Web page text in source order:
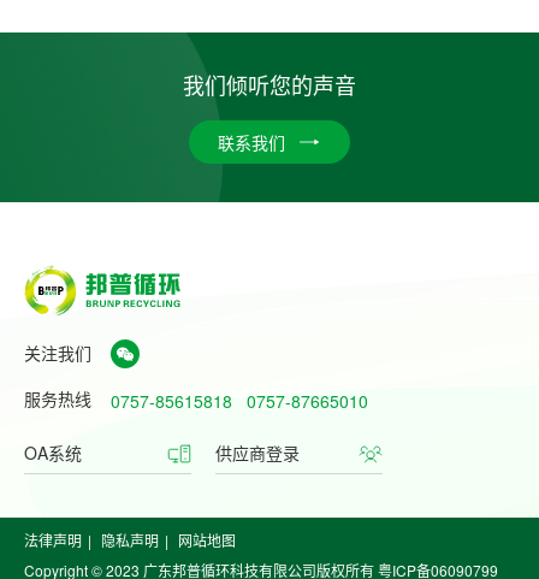
我们倾听您的声音
联系我们
关注我们
服务热线
0757-85615818 0757-87665010
OA系统 供应商登录
Copyright © 2023 广东邦普循环科技有限公司版权所有粤ICP备06090799
法律声明 | 隐私声明 | 网站地图